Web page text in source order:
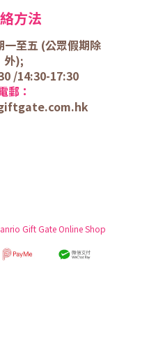
方法
一至五 (公眾假期除
外);
/14:30-17:30
郵：
Gift Gate Online Shop